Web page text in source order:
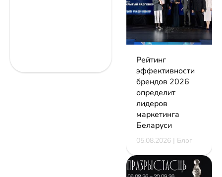
Рейтинг
эффективности
брендов 2026
определит
лидеров
маркетинга
Беларуси
05.08.2026 | Блог